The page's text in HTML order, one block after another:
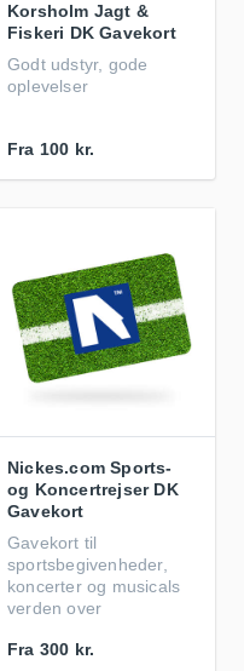
Korsholm Jagt &
Fiskeri DK Gavekort
Godt udstyr, gode
oplevelser
Fra 100 kr.
Nickes.com Sports-
og Koncertrejser DK
Gavekort
Gavekort til
sportsbegivenheder,
koncerter og musicals
verden over
Fra 300 kr.